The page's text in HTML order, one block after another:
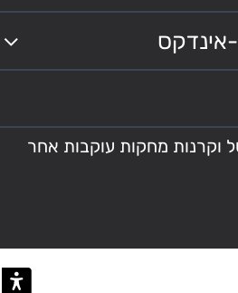
אינדקס
קרנות סל וקרנות מחקות עוקבות אחר